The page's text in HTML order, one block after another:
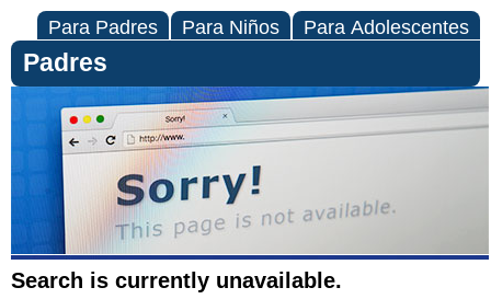
Para Padres Para Niños Para Adolescentes
Padres
Search is currently unavailable.